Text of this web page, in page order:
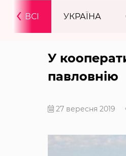
ВСІ УКРАЇНА
‹
У
павловнію
27 вересня 2019